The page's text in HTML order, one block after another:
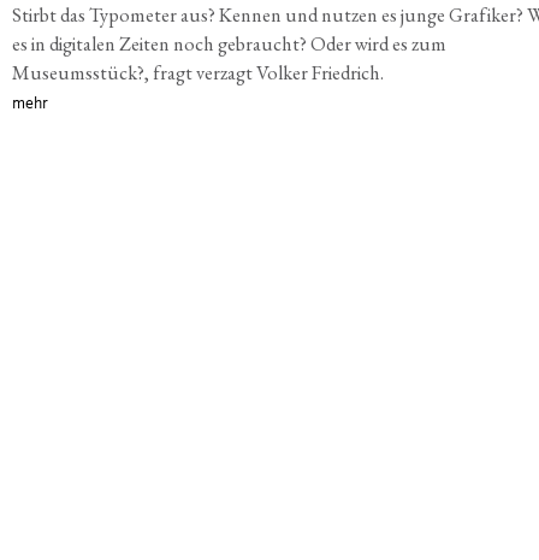
Stirbt das Typometer aus? Kennen und nutzen es junge Grafiker?
es in digitalen Zeiten noch gebraucht? Oder wird es zum
Museumsstück?, fragt verzagt Volker Friedrich.
mehr